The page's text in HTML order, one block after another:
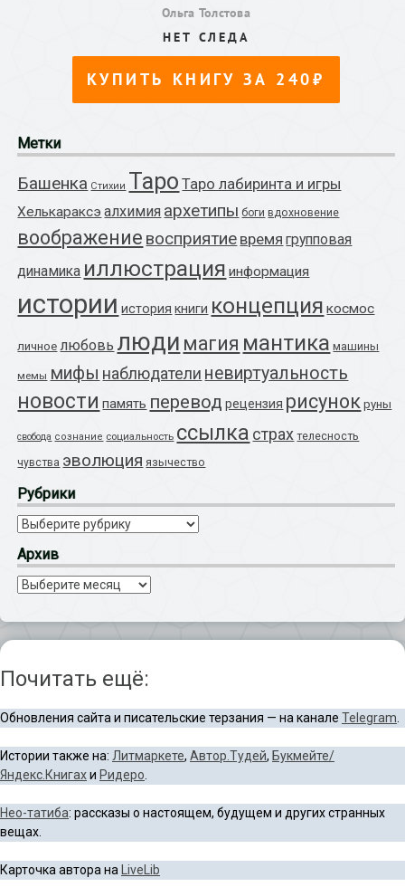
Метки
Башенка Стихии Таро Таро лабиринта и игры
Хелькараксэ алхимия архетипы боги вдохновение
воображение восприятие время групповая
динамика иллюстрация информация
истории история книги концепция космос
личное любовь люди магия мантика машины
мемы мифы наблюдатели невиртуальность
новости память перевод рецензия рисунок руны
свобода сознание социальность ссылка страх телесность
чувства эволюция язычество
Рубрики
Рубрики
Архив
Архив
Почитать ещё:
Обновления сайта и писательские терзания — на канале Telegram
Истории также на: Литмаркете, Автор.Тудей, Букмейте/
Яндекс.Книгахи Ридеро
Нео-татиба: рассказы о настоящем, будущем и других странных
вещах.
Карточка автора на LiveLib